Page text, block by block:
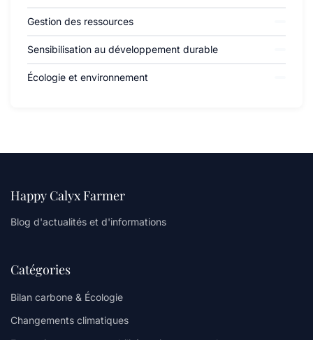
Gestion des ressources
Sensibilisation au développement durable
Écologie et environnement
Happy Calyx Farmer
Blog d'actualités et d'informations
Catégories
Bilan carbone & Écologie
Changements climatiques